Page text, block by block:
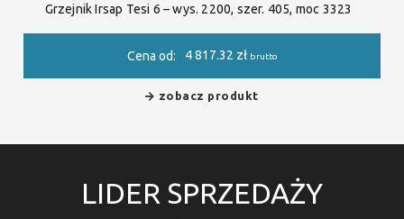
Grzejnik Irsap Tesi 6 – wys. 2200, szer. 405, moc 3323
Cena od: 4 817.32 zł brutto
zobacz produkt
LIDER SPRZEDAŻY